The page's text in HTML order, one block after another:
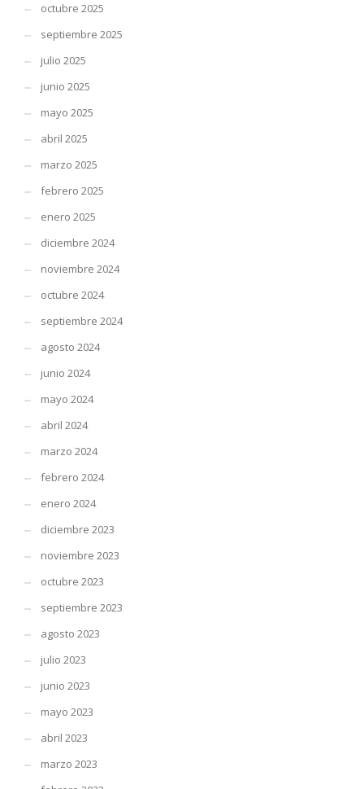
octubre 2025
septiembre 2025
julio 2025
junio 2025
mayo 2025
abril 2025
marzo 2025
febrero 2025
enero 2025
diciembre 2024
noviembre 2024
octubre 2024
septiembre 2024
agosto 2024
junio 2024
mayo 2024
abril 2024
marzo 2024
febrero 2024
enero 2024
diciembre 2023
noviembre 2023
octubre 2023
septiembre 2023
agosto 2023
julio 2023
junio 2023
mayo 2023
abril 2023
marzo 2023